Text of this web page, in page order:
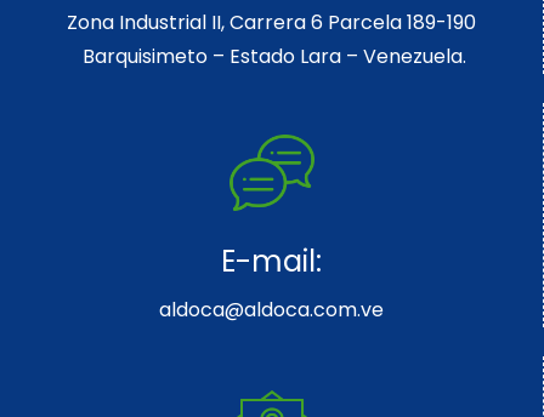
Zona Industrial II, Carrera 6 Parcela 189-190
Barquisimeto – Estado Lara – Venezuela.
E-mail:
aldoca@aldoca.com.ve